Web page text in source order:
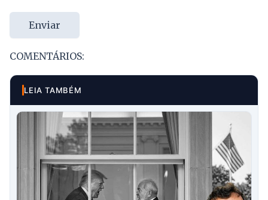
Enviar
COMENTÁRIOS:
LEIA TAMBÉM